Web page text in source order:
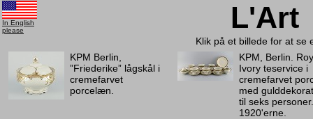
In English
please
L'Art
Klik på et billede for at
KPM Berlin,
”Friederike” lågskål i
cremefarvet
porcelæn.
KPM, Berlin.
Ivory teservice i
cremefarvet
med
til seks personer.
1920'erne.